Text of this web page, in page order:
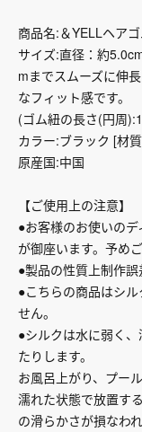
商品名:＆YELLヘア
サイズ:直径：約
mまでスムーズに伸
なフィット感です。
(ゴム紐の長さ(円周
カラー:ブラック [材
原産国:中国
【ご使用上の注意】
●お客様のお使いの
が御座います。予め
●製品の性質上制作誤
●こちらの商品はシ
せん。
●シルクは水に弱く
たりします。
お風呂上がり、プー
濡れた状態で放置す
の滑らかさが損なわ